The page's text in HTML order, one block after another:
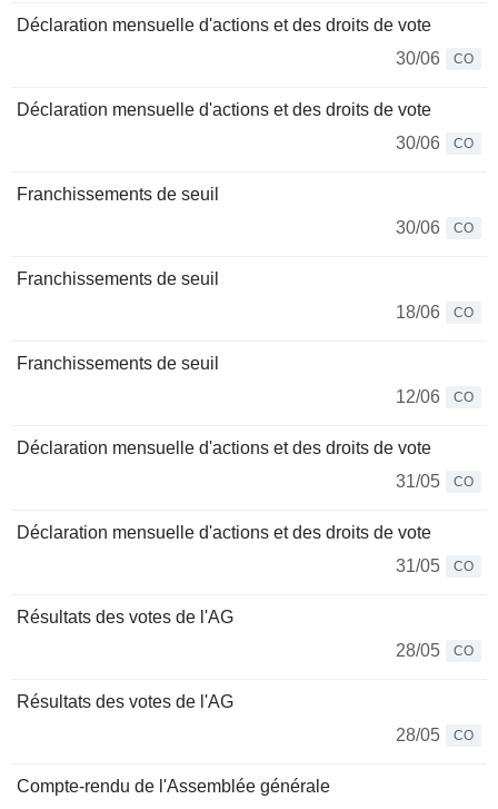
Déclaration mensuelle d'actions et des droits de vote
30/06
CO
Déclaration mensuelle d'actions et des droits de vote
30/06
CO
Franchissements de seuil
30/06
CO
Franchissements de seuil
18/06
CO
Franchissements de seuil
12/06
CO
Déclaration mensuelle d'actions et des droits de vote
31/05
CO
Déclaration mensuelle d'actions et des droits de vote
31/05
CO
Résultats des votes de l'AG
28/05
CO
Résultats des votes de l'AG
28/05
CO
Compte-rendu de l'Assemblée générale